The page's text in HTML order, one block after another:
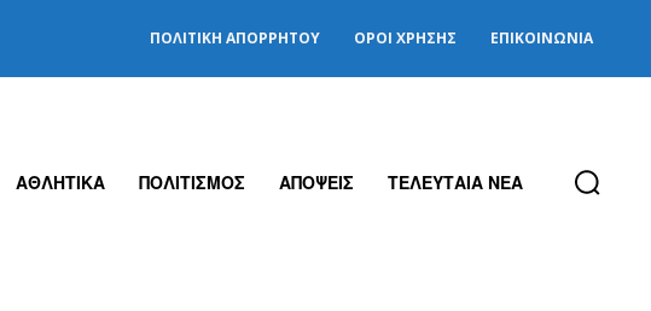
ΠΟΛΙΤΙΚΉ ΑΠΟΡΡΉΤΟΥ ΌΡΟΙ ΧΡΉΣΗΣ ΕΠΙΚΟΙΝΩΝΊΑ
ΑΘΛΗΤΙΚΑ ΠΟΛΙΤΙΣΜΟΣ ΑΠΟΨΕΙΣ ΤΕΛΕΥΤΑΙΑ ΝΕΑ